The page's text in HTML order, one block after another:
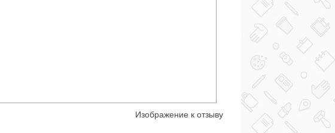
Изображение к отзыву